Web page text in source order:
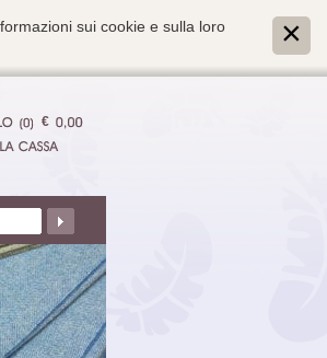
sui cookie e sulla loro
€